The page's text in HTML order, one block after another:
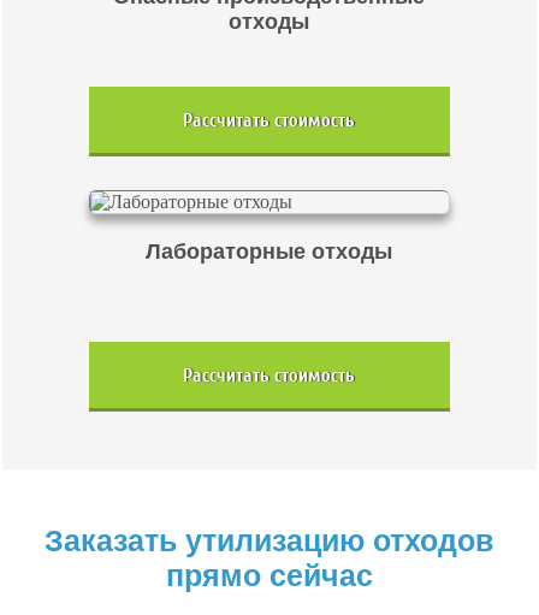
отходы
Рассчитать стоимость
Лабораторные отходы
Рассчитать стоимость
Заказать утилизацию отходов
прямо сейчас